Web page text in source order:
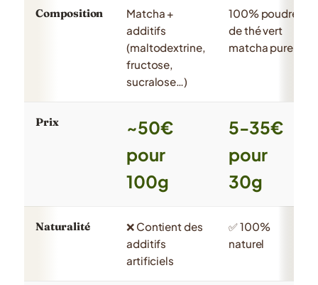
Composition
Matcha +
additifs
(maltodextrine,
fructose,
sucralose…)
100% poudre
de thé vert
matcha pure
Prix
~50€
pour
100g
5-35€
pour
30g
Naturalité
❌ Contient des
additifs
artificiels
✅ 100%
naturel